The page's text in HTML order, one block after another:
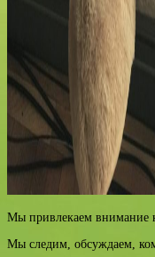
Мы привлекаем внимание
Мы следим, обсуждаем,